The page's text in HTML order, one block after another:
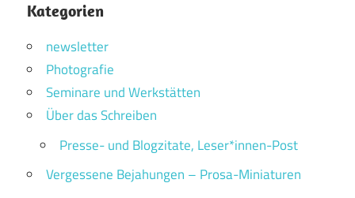
Kategorien
newsletter
Photografie
Seminare und Werkstätten
Über das Schreiben
Presse- und Blogzitate, Leser*innen-Post
Vergessene Bejahungen – Prosa-Miniaturen